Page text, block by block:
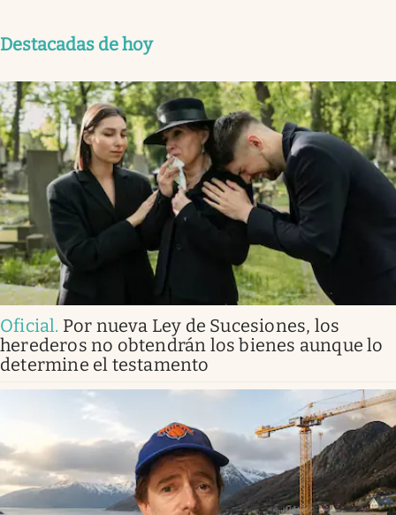
Destacadas de hoy
Oficial. Por nueva Ley de Sucesiones, los
herederos no obtendrán los bienes aunque lo
determine el testamento